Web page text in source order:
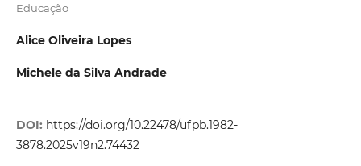
Educação
Alice Oliveira Lopes
Michele da Silva Andrade
DOI: https://doi.org/10.22478/ufpb.1982-
3878.2025v19n2.74432